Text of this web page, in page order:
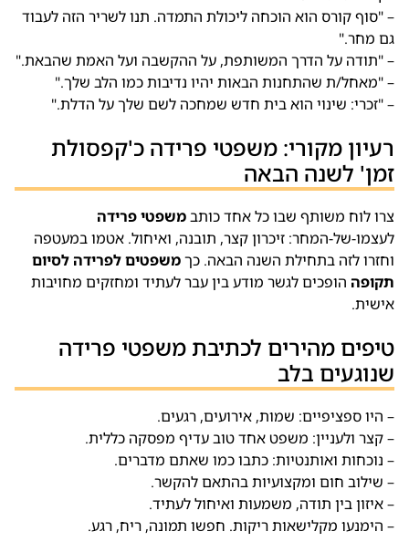
– "סוף קורס הוא הוכחה ליכולת התמדה. תנו לשריר הזה לעבוד
גם מחר."
– "תודה על הדרך המשותפת, על ההקשבה ועל האמת שהבאת."
– "מאחל/ת שהתחנות הבאות יהיו נדיבות כמו הלב שלך."
– "זכרי: שינוי הוא בית חדש שמחכה לשם שלך על הדלת."
רעיון מקורי: משפטי פרידה כ'קפסולת
זמן' לשנה הבאה
צרו לוח משותף שבו כל אחד כותבמשפטי פרידה
לעצמו-של-המחר: זיכרון קצר, תובנה, ואיחול. אטמו במעטפה
וחזרו לזה בתחילת השנה הבאה. כךמשפטים לפרידה לסיום
תקופה הופכים לגשר מודע בין עבר לעתיד ומחזקים מחויבות
אישית.
טיפים מהירים לכתיבת משפטי פרידה
שנוגעים בלב
– היו ספציפיים: שמות, אירועים, רגעים.
– קצר ולעניין: משפט אחד טוב עדיף מפסקה כללית.
– נוכחות ואותנטיות: כתבו כמו שאתם מדברים.
– שילוב חום ומקצועיות בהתאם להקשר.
– איזון בין תודה, משמעות ואיחול לעתיד.
– הימנעו מקלישאות ריקות. חפשו תמונה, ריח, רגע.